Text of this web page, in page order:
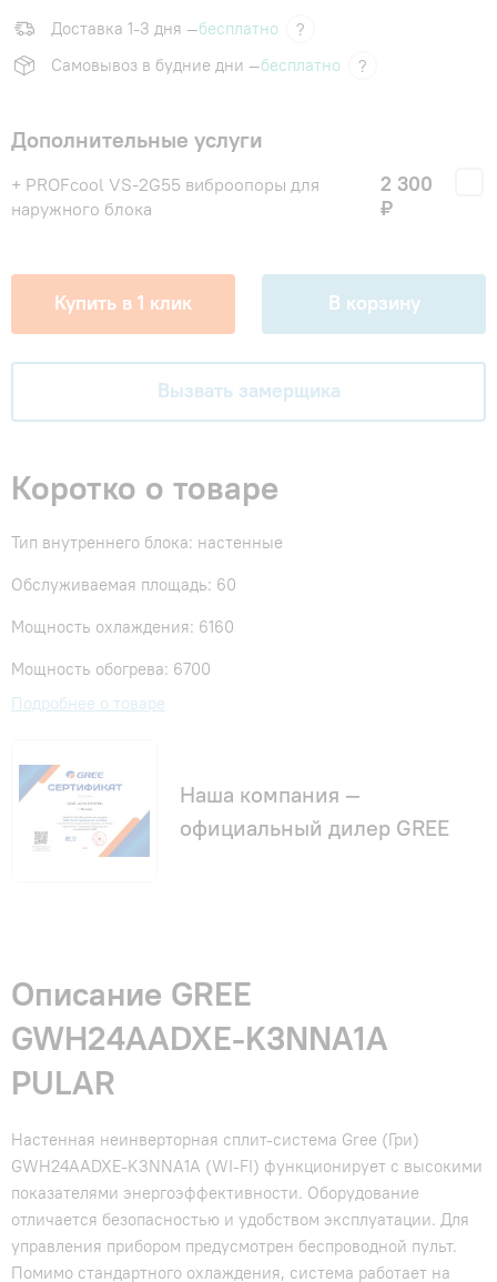
Доставка 1-3 дня —бесплатно
?
Самовывоз в будние дни —бесплатно ?
Дополнительные услуги
+ PROFcool VS-2G55 виброопоры для
наружного блока
2 300
₽
Купить в 1 клик В корзину
Вызвать замерщика
Коротко о товаре
Тип внутреннего блока: настенные
Обслуживаемая площадь: 60
Мощность охлаждения: 6160
Мощность обогрева: 6700
Подробнее о товаре
Наша компания —
официальный дилер GREE
Описание GREE
GWH24AADXE-K3NNA1A
PULAR
Настенная неинверторная сплит-система Gree (Гри)
GWH24AADXE-K3NNA1A (WI-FI) функционирует с высокими
показателями энергоэффективности. Оборудование
отличается безопасностью и удобством эксплуатации. Для
управления прибором предусмотрен беспроводной пульт.
Помимо стандартного охлаждения, система работает на